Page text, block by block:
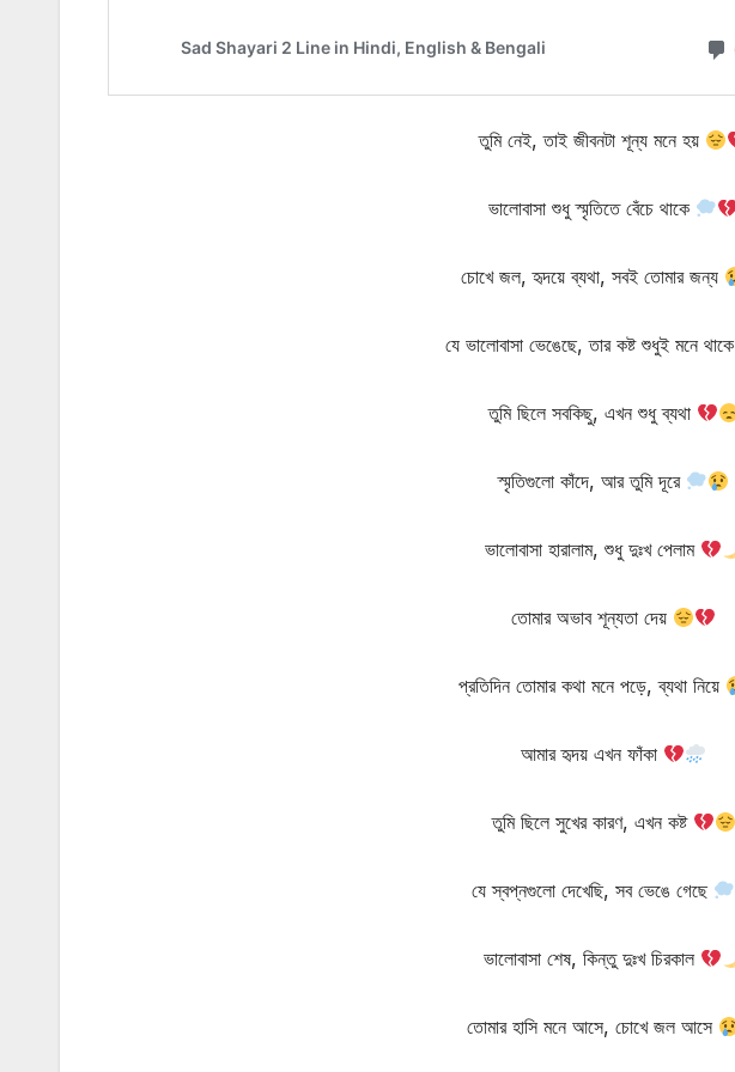
তুমি নেই, তাই জীবনটা শূন্য মনে হয়
ভালোবাসা শুধু স্মৃতিতে বেঁচে থাকে
চোখে জল, হৃদয়ে ব্যথা, সবই তোমার জন্য
যে ভালোবাসা ভেঙেছে, তার কষ্ট শুধুই মনে থাকে
তুমি ছিলে সবকিছু, এখন শুধু ব্যথা
স্মৃতিগুলো কাঁদে, আর তুমি দূরে
ভালোবাসা হারালাম, শুধু দুঃখ পেলাম
তোমার অভাব শূন্যতা দেয়
প্রতিদিন তোমার কথা মনে পড়ে, ব্যথা নিয়ে
আমার হৃদয় এখন ফাঁকা
তুমি ছিলে সুখের কারণ, এখন কষ্ট
যে স্বপ্নগুলো দেখেছি, সব ভেঙে গেছে
ভালোবাসা শেষ, কিন্তু দুঃখ চিরকাল
তোমার হাসি মনে আসে, চোখে জল আসে